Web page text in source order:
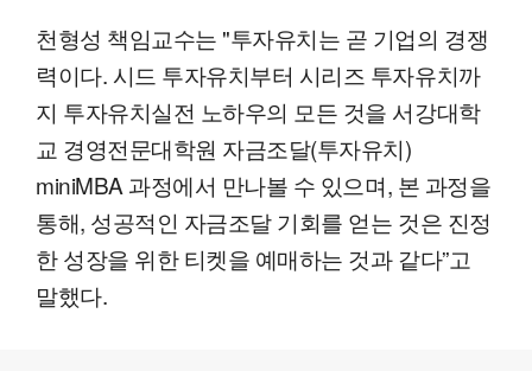
천형성 책임교수는 "투자유치는 곧 기업의 경쟁
력이다. 시드 투자유치부터 시리즈 투자유치까
지 투자유치실전 노하우의 모든 것을 서강대학
교 경영전문대학원 자금조달(투자유치)
miniMBA 과정에서 만나볼 수 있으며, 본 과정을
통해, 성공적인 자금조달 기회를 얻는 것은 진정
한 성장을 위한 티켓을 예매하는 것과 같다”고
말했다.